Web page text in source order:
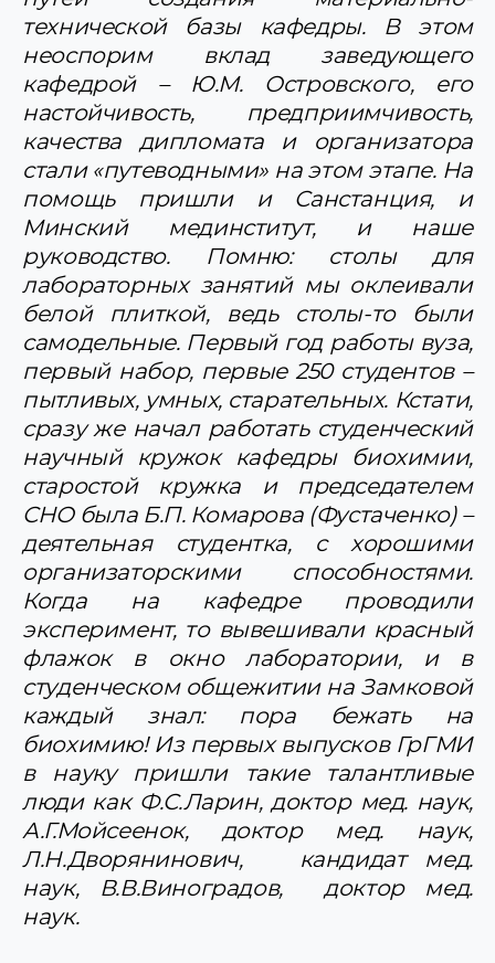
технической базы кафедры. В этом
неоспорим вклад заведующего
кафедрой – Ю.М. Островского, его
настойчивость, предприимчивость,
качества дипломата и организатора
стали «путеводными» на этом этапе. На
помощь пришли и Санстанция, и
Минский мединститут, и наше
руководство. Помню: столы для
лабораторных занятий мы оклеивали
белой плиткой, ведь столы-то были
самодельные. Первый год работы вуза,
первый набор, первые 250 студентов –
пытливых, умных, старательных. Кстати,
сразу же начал работать студенческий
научный кружок кафедры биохимии,
старостой кружка и председателем
СНО была Б.П. Комарова (Фустаченко) –
деятельная студентка, с хорошими
организаторскими способностями.
Когда на кафедре проводили
эксперимент, то вывешивали красный
флажок в окно лаборатории, и в
студенческом общежитии на Замковой
каждый знал: пора бежать на
биохимию! Из первых выпусков ГрГМИ
в науку пришли такие талантливые
люди как Ф.С.Ларин, доктор мед. наук,
А.Г.Мойсеенок, доктор мед. наук,
Л.Н.Дворянинович, кандидат мед.
наук, В.В.Виноградов, доктор мед.
наук.